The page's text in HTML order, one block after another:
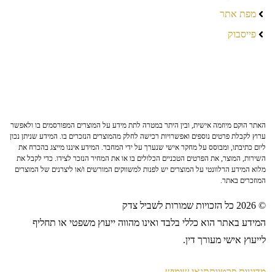
מפת אתר
פייסבוק
האתר הוקם מיוזמה אישית, ובין היתר במטרה לתת מידע על המוצרים המפורסמים בו ולאפשר
ערוץ לקבלת פרטים נוספים ואפשרויות רכישה לחלק מהמוצרים הנזכרים בו. המידע שניתן נכון
ליום כתיבתו, ומבוסס על מחקר אישי שנערך על ידי המחבר. המידע איננו מייצג בהכרח את
השירות, המוצר, את הפרטים הטכניים הכלולים בו או את המחיר הנזכר לצידו. כדי לקבל את
מלוא המידע הרלוונטי על המוצרים יש לפנות למשווקים המורשים ו/או ליצרנים של המוצרים
המוזכרים באתר.
© 2026 כל הזכויות שמורות לשביל צדק
המידע באתר הוא כללי בלבד ואינו מהווה ייעוץ משפטי או תחליף
לייעוץ אישי מעורך דין.